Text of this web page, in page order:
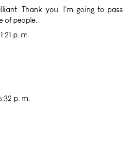
Thank you. I'm going to pass
of people.
p. m.
p. m.